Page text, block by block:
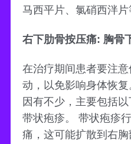
马西平片、氯硝西泮片
右下肋骨按压痛: 胸骨
在治疗期间患者要注
动，以免影响身体恢
因有不少，主要包括
带状疱疹。 带状疱疹
痛，这可能扩散到右